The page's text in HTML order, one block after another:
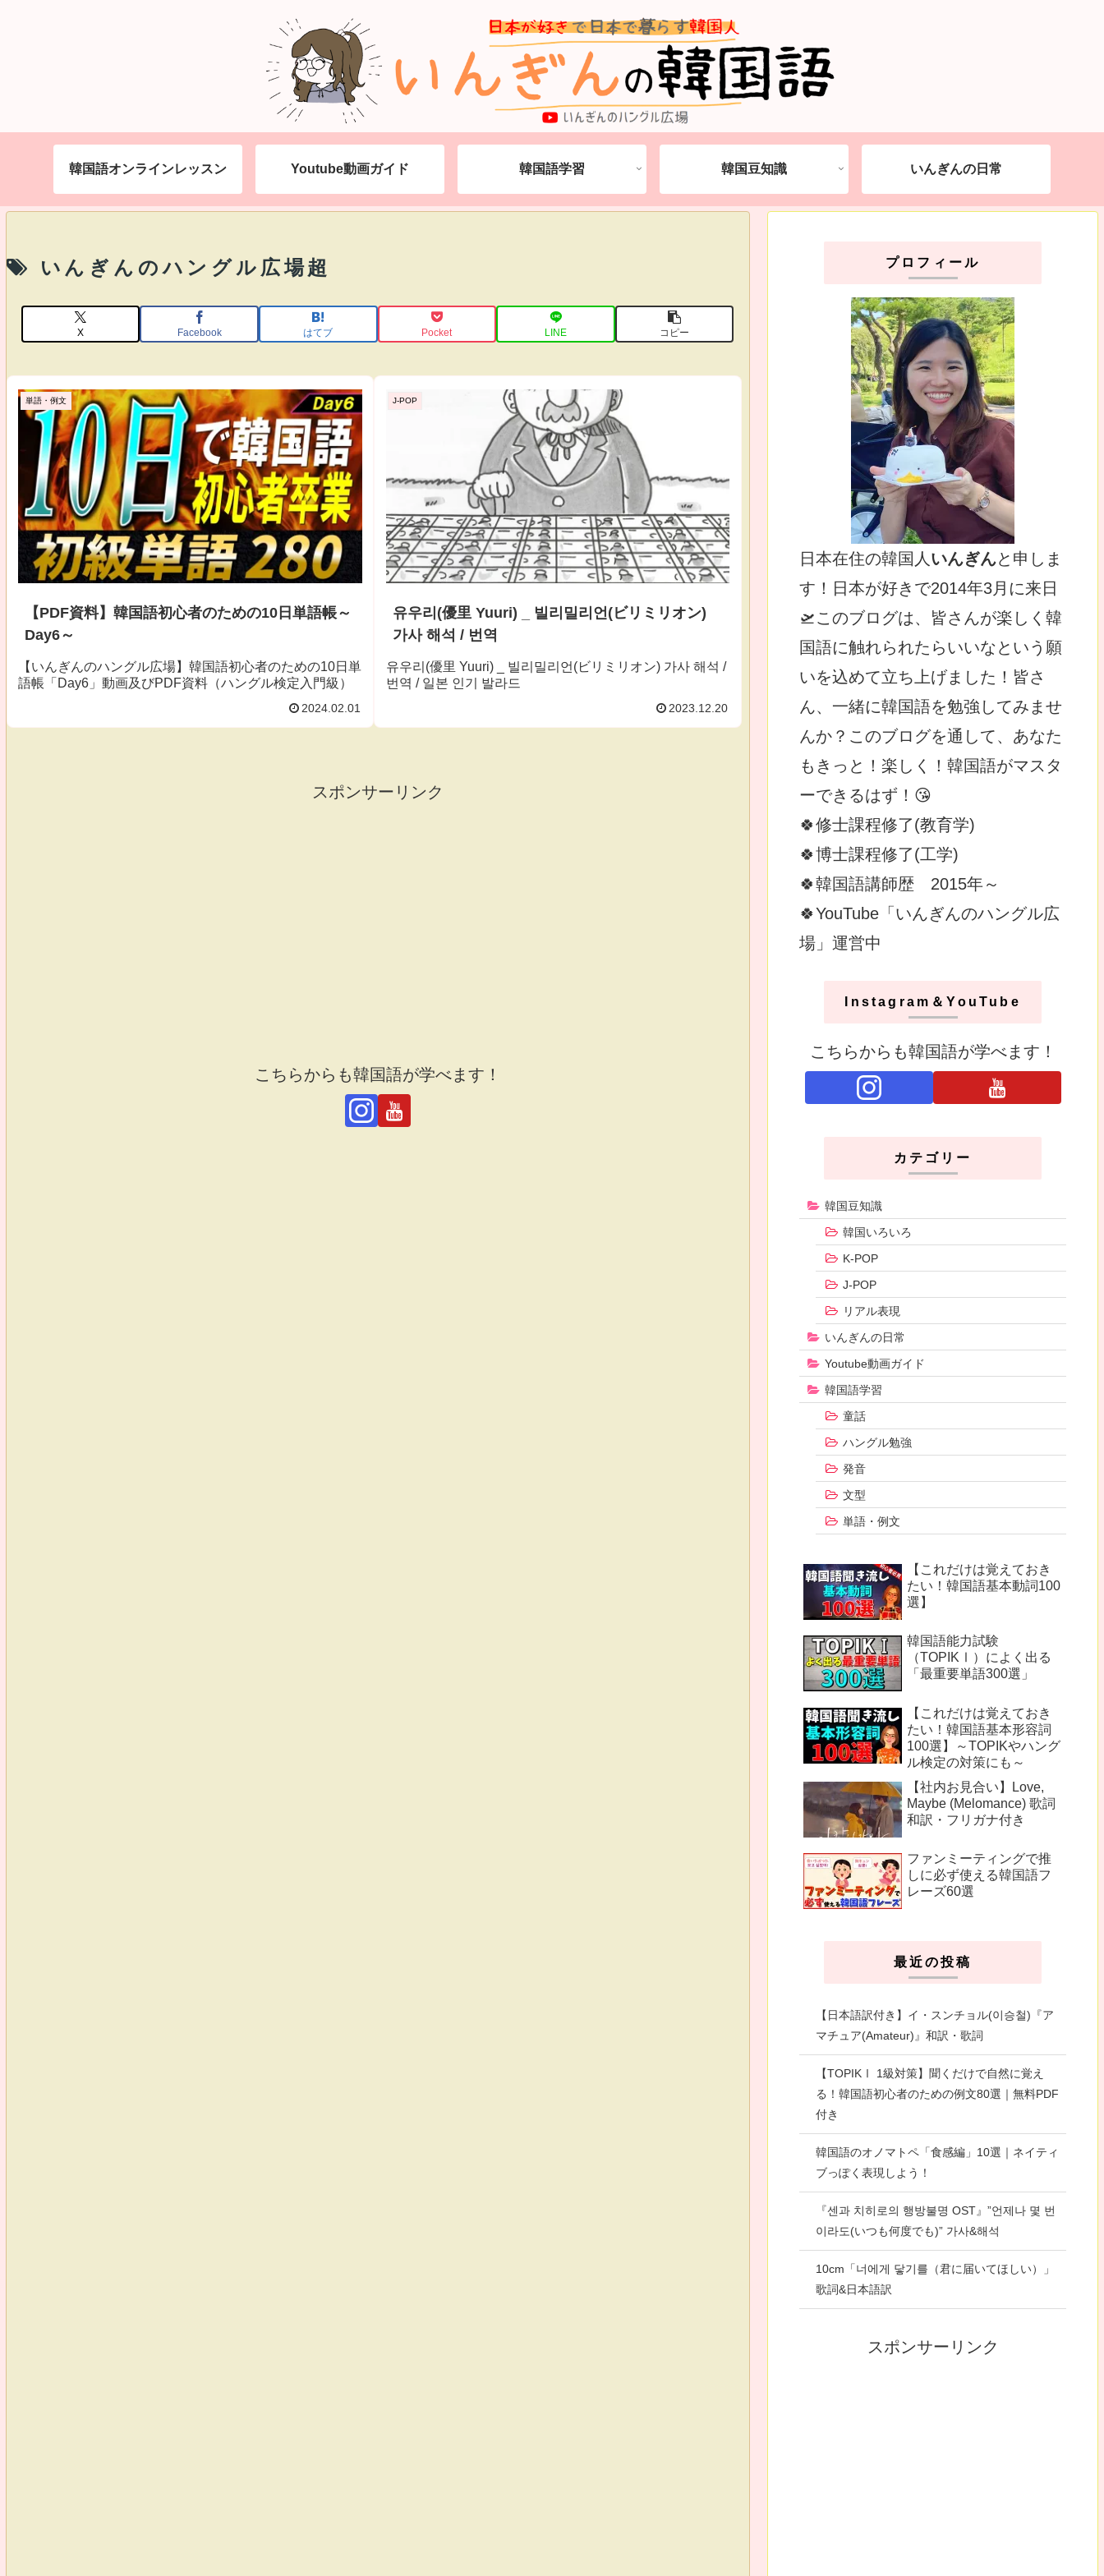
韓国語オンラインレッスン Youtube動画ガイド 韓国語学習 韓国豆知識 いんぎんの日常
いんぎんのハングル広場超
X Facebook はてブ Pocket LINE コピー
単語・例文
【PDF資料】韓国語初心者のための10日単語帳～
Day6～
【いんぎんのハングル広場】韓国語初心者のための10日単
語帳「Day6」動画及びPDF資料（ハングル検定入門級）
2024.02.01
J-POP
유우리(優里 Yuuri) _ 빌리밀리언(ビリミリオン)
가사 해석 / 번역
유우리(優里 Yuuri) _ 빌리밀리언(ビリミリオン) 가사 해석 /
번역 / 일본 인기 발라드
2023.12.20
スポンサーリンク
こちらからも韓国語が学べます！
プロフィール
日本在住の韓国人 いんぎんと申しま
す！日本が好きで2014年3月に来日
🛫このブログは、皆さんが楽しく韓
国語に触れられたらいいなという願
いを込めて立ち上げました！皆さ
ん、一緒に韓国語を勉強してみませ
んか？このブログを通して、あなた
もきっと！楽しく！韓国語がマスタ
ーできるはず！😘
🍀修士課程修了(教育学)
🍀博士課程修了(工学)
🍀韓国語講師歴 2015年～
🍀YouTube「いんぎんのハングル広
場」運営中
Instagram＆YouTube
こちらからも韓国語が学べます！
カテゴリー
韓国豆知識
韓国いろいろ
K-POP
J-POP
リアル表現
いんぎんの日常
Youtube動画ガイド
韓国語学習
童話
ハングル勉強
発音
文型
単語・例文
【これだけは覚えておき
たい！韓国語基本動詞100
選】
韓国語能力試験
（TOPIKⅠ）によく出る
「最重要単語300選」
【これだけは覚えておき
たい！韓国語基本形容詞
100選】～TOPIKやハング
ル検定の対策にも～
【社内お見合い】Love,
Maybe (Melomance) 歌詞
和訳・フリガナ付き
ファンミーティングで推
しに必ず使える韓国語フ
レーズ60選
最近の投稿
【日本語訳付き】イ・スンチョル(이승철)『ア
マチュア(Amateur)』和訳・歌詞
【TOPIKⅠ 1級対策】聞くだけで自然に覚え
る！韓国語初心者のための例文80選｜無料PDF
付き
韓国語のオノマトペ「食感編」10選｜ネイティ
ブっぽく表現しよう！
『센과 치히로의 행방불명 OST』”언제나 몇 번
이라도(いつも何度でも)” 가사&해석
10cm「너에게 닿기를（君に届いてほしい）」
歌詞&日本語訳
スポンサーリンク